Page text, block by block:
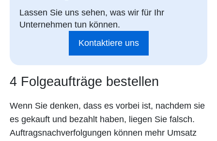
Lassen Sie uns sehen, was wir für Ihr
Unternehmen tun können.
Kontaktiere uns
4 Folgeaufträge bestellen
Wenn Sie denken, dass es vorbei ist, nachdem sie
es gekauft und bezahlt haben, liegen Sie falsch.
Auftragsnachverfolgungen können mehr Umsatz